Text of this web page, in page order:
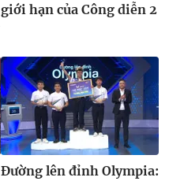
giới hạn của Công diễn 2
Đường lên đỉnh Olympia: